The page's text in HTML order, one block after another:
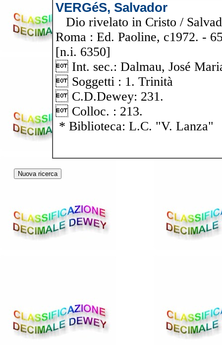
VERGéS, Salvador
Dio rivelato in Cristo /
Roma : Ed. Paoline, c1972. -
[n.i. 6350]
 Int. sec.: Dalmau, José
 Soggetti : 1. Trinità
 C.D.Dewey: 231.
 Colloc. : 213.
* Biblioteca: L.C. "V. Lanza"